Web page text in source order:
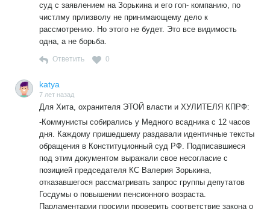
суд с заявлением на Зорькина и его гоп- компанию, по
чистлму прлизволу не принимающему дело к
рассмотрению. Но этого не будет. Это все видимость
одна, а не борьба.
Ответить 0
katya
7 лет назад
Для Хита, охранителя ЭТОЙ власти и ХУЛИТЕЛЯ КПРФ:
-Коммунисты собирались у Медного всадника с 12 часов
дня. Каждому пришедшему раздавали идентичные тексты
обращения в Конституционный суд РФ. Подписавшиеся
под этим документом выражали свое несогласие с
позицией председателя КС Валерия Зорькина,
отказавшегося рассматривать запрос группы депутатов
Госдумы о повышении пенсионного возраста.
Парламентарии просили проверить соответствие закона о